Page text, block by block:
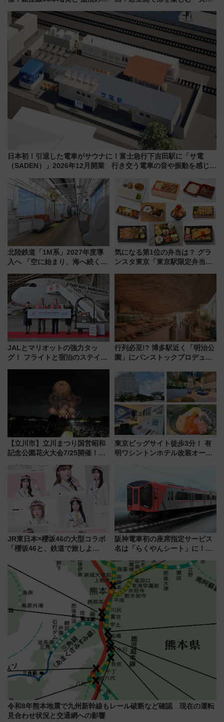
アクセス攻略法、2万発の花火が
都心の夜に！
発売
日本初！引退した電車がサウナに！富士急行下吉田駅に「サ電
（SADEN）」2026年12月開業 行き交う電車の音や振動を感じな
北陸鉄道「1M系」2027年度導
入へ 「空に始まり、海へ続く」
神秘的なデザイン
気になる第1位の弁当は？ グラ
ンスタ東京「東京駅限定弁当
JALとマリオットの強力タッ
グ！ フライトと宿泊のステイタ
行列必至!? 博多駅近く「明治公
園」にパンストックプロデュー
オープン 秋からはビストロ営業
【立川市】立川まつり国営昭和
記念公園花火大会7/25開催！
混雑に要注意、その理由は
東京ビッグサイト徒歩3分！ 有
明ワシントンホテル改装オープ
ュッフェを現地レポ
JR東日本×櫻坂46の大型コラボ
「櫻坂46と、鉄道で旅しよ
潟・長野・庄内へ
阪神電車初の座席指定サービス
名は「らくやんシート」に！新
を快適移動
令和8年熊本地震で九州新幹線もレール破断など確認 現在の運転
見合わせ状況と交通網への影響